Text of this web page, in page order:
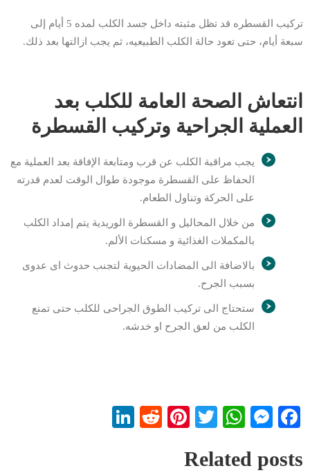
تركيب القسطره قد تظل مثبته داخل جسد الكلب لمده 5 أيام إلى
سبعة أيام، حتى تعود حالة الكلب الطبيعيه، ثم يجب ازالتها بعد ذلك.
انتعاش الصحة العامة للكلب بعد
العملية الجراحية وتركيب القسطرة
يجب مراقبة الكلب عن قرب ومتابعة الإفاقة بعد العملية مع
الحفاظ على القسطرة موجودة طوال الوقت لعدم قدرته
على الحركة وتناول الطعام.
من خلال المحاليل و القسطرة الوريدية يتم إمداد الكلب
بالمكملات الغذائية و مسكنات الألم.
بالاضافة الى المضادات الحيوية لتجنب حدوث اى عدوى
بسبب الجرح.
ستحتاج الى تركيب الطوق الجراحى للكلب حتى تمنع
الكلب من لعق الجرح او خدشه.
Facebook
Messenger
WhatsApp
Twitter
Pinterest
Reddit
Related posts